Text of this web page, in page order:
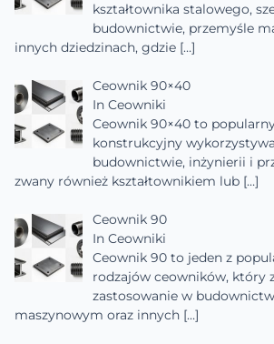
kształtownika stalowego,
budownictwie, przemyśle
innych dziedzinach, gdzie […]
Ceownik 90×40
In Ceowniki
Ceownik 90×40 to
konstrukcyjny
budownictwie, inżynierii i
zwany również kształtownikiem lub […]
Ceownik 90
In Ceowniki
Ceownik 90 to jeden z
rodzajów ceowników, który
zastosowanie w
maszynowym oraz innych […]